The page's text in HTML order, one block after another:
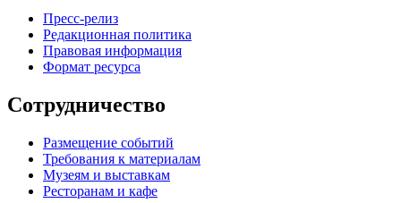
Пресс-релиз
Редакционная политика
Правовая информация
Формат ресурса
Сотрудничество
Размещение событий
Требования к материалам
Музеям и выставкам
Ресторанам и кафе